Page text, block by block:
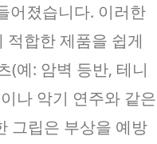
어졌습니다. 이러한
합한 제품을 쉽게
(예: 암벽 등반, 테니
나 악기 연주와 같은
그립은 부상을 예방